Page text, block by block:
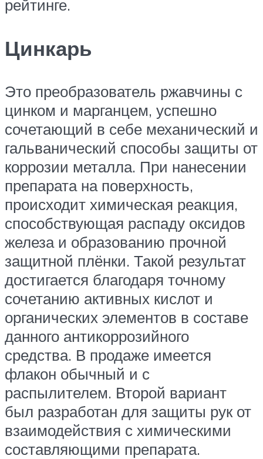
рейтинге.
Цинкарь
Это преобразователь ржавчины с
цинком и марганцем, успешно
сочетающий в себе механический и
гальванический способы защиты от
коррозии металла. При нанесении
препарата на поверхность,
происходит химическая реакция,
способствующая распаду оксидов
железа и образованию прочной
защитной плёнки. Такой результат
достигается благодаря точному
сочетанию активных кислот и
органических элементов в составе
данного антикоррозийного
средства. В продаже имеется
флакон обычный и с
распылителем. Второй вариант
был разработан для защиты рук от
взаимодействия с химическими
составляющими препарата.